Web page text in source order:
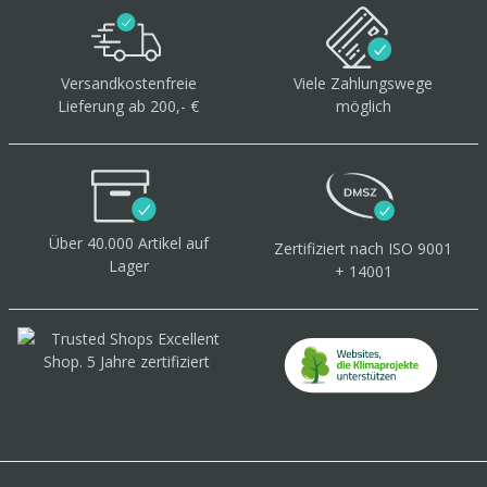
Versandkostenfreie
Lieferung ab 200,- €
Viele Zahlungswege
möglich
Über 40.000 Artikel auf
Lager
Zertifiziert nach ISO 9001
+ 14001